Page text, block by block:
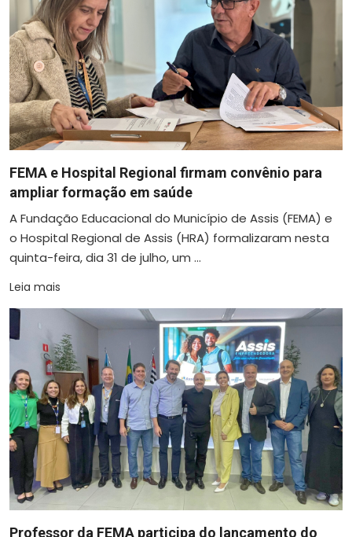
FEMA e Hospital Regional firmam convênio para
ampliar formação em saúde
A Fundação Educacional do Município de Assis (FEMA) e
o Hospital Regional de Assis (HRA) formalizaram nesta
quinta-feira, dia 31 de julho, um ...
Leia mais
Professor da FEMA participa do lançamento do